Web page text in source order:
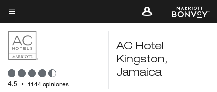
Skip
to
main
content
Texto del menú
4.5 • 1144 opiniones
AC Hotel
Kingston,
Jamaica